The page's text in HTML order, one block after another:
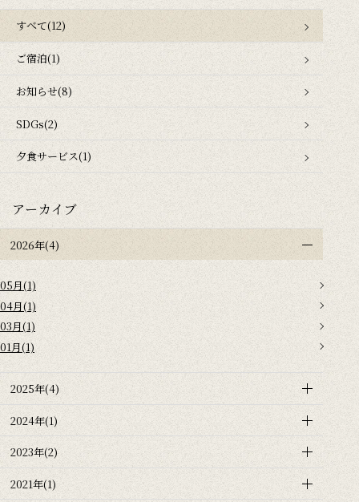
すべて(12)
ご宿泊(1)
お知らせ(8)
SDGs(2)
夕食サービス(1)
アーカイブ
2026年(4)
05月(1)
04月(1)
03月(1)
01月(1)
2025年(4)
2024年(1)
2023年(2)
2021年(1)